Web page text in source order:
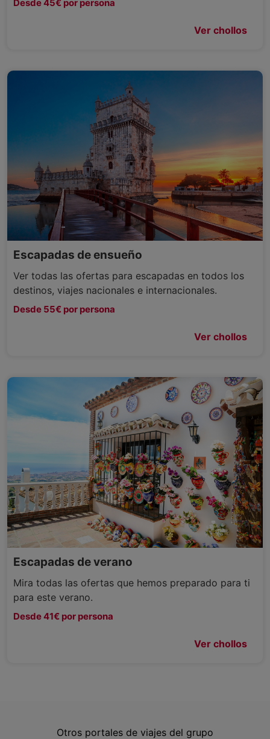
Desde 45€ por persona
Ver chollos
Escapadas de ensueño
Ver todas las ofertas para escapadas en todos los
destinos, viajes nacionales e internacionales.
Desde 55€ por persona
Ver chollos
Escapadas de verano
Mira todas las ofertas que hemos preparado para ti
para este verano.
Desde 41€ por persona
Ver chollos
Otros portales de viajes del grupo